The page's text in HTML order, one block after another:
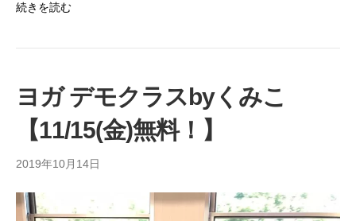
続きを読む
ヨガ デモクラスbyくみこ
【11/15(金)無料！】
2019年10月14日